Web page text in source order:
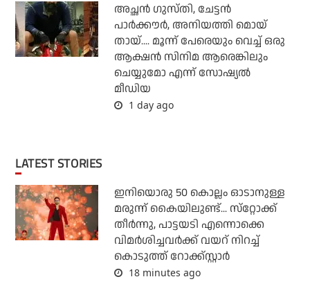
അച്ഛന്‍ ഗുസ്തി, ചേട്ടന്‍
പാര്‍ക്കൗര്‍, അനിയത്തി മൊയ്
തായ്.... മൂന്ന് പേരെയും വെച്ച് ഒരു
ആക്ഷന്‍ സിനിമ ആരെങ്കിലും
ചെയ്യുമോ എന്ന് സോഷ്യല്‍
മീഡിയ
1 day ago
LATEST STORIES
ഇനിയൊരു 50 കൊല്ലം ഓടാനുള്ള
മരുന്ന് കൈയിലുണ്ട്... സ്‌റ്റോക്ക്
തീര്‍ന്നു, പാട്ടയടി എന്നൊക്കെ
വിമര്‍ശിച്ചവര്‍ക്ക് വയറ് നിറച്ച്
കൊടുത്ത് റോക്ക്‌സ്റ്റാര്‍
18 minutes ago